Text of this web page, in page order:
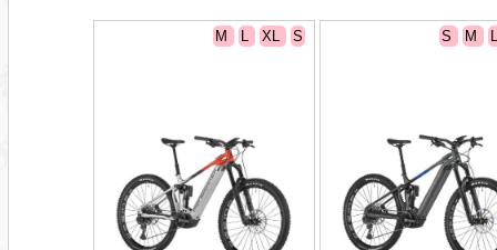
M L XL S S M